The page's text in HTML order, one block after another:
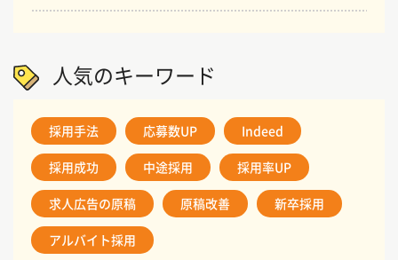
人気のキーワード
採用手法 応募数UP Indeed
採用成功 中途採用 採用率UP
求人広告の原稿 原稿改善 新卒採用
アルバイト採用